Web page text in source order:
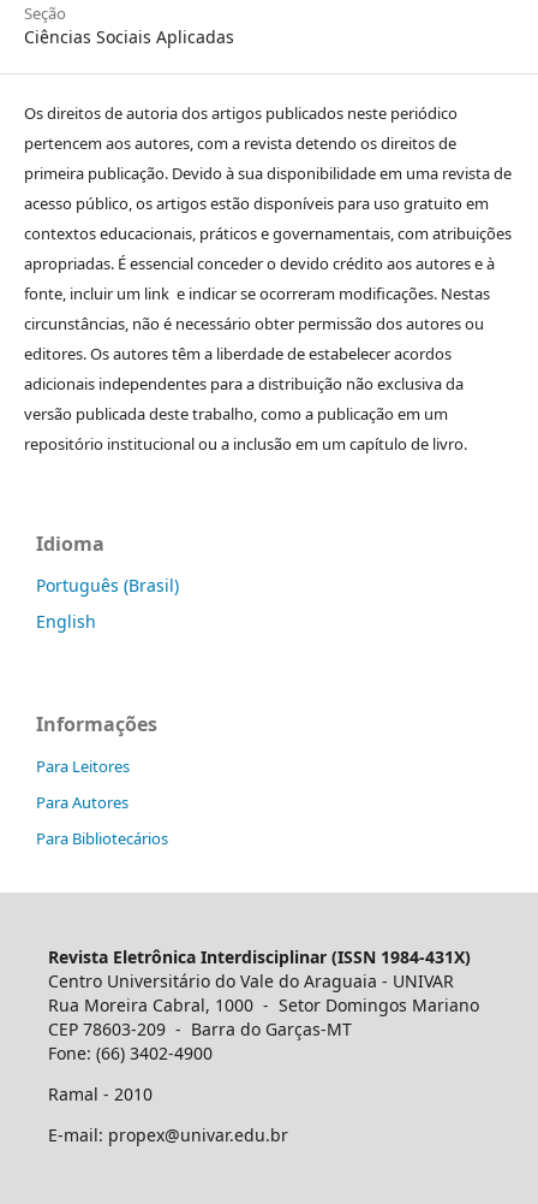
Seção
Ciências Sociais Aplicadas
Os direitos de autoria dos artigos publicados neste periódico
pertencem aos autores, com a revista detendo os direitos de
primeira publicação. Devido à sua disponibilidade em uma revista de
acesso público, os artigos estão disponíveis para uso gratuito em
contextos educacionais, práticos e governamentais, com atribuições
apropriadas. É essencial conceder o devido crédito aos autores e à
fonte, incluir um link e indicar se ocorreram modificações. Nestas
circunstâncias, não é necessário obter permissão dos autores ou
editores. Os autores têm a liberdade de estabelecer acordos
adicionais independentes para a distribuição não exclusiva da
versão publicada deste trabalho, como a publicação em um
repositório institucional ou a inclusão em um capítulo de livro.
Idioma
Português (Brasil)
English
Informações
Para Leitores
Para Autores
Para Bibliotecários
Revista Eletrônica Interdisciplinar (ISSN 1984-431X)
Centro Universitário do Vale do Araguaia - UNIVAR
Rua Moreira Cabral, 1000 - Setor Domingos Mariano
CEP 78603-209 - Barra do Garças-MT
Fone: (66) 3402-4900
Ramal - 2010
E-mail: propex@univar.edu.br